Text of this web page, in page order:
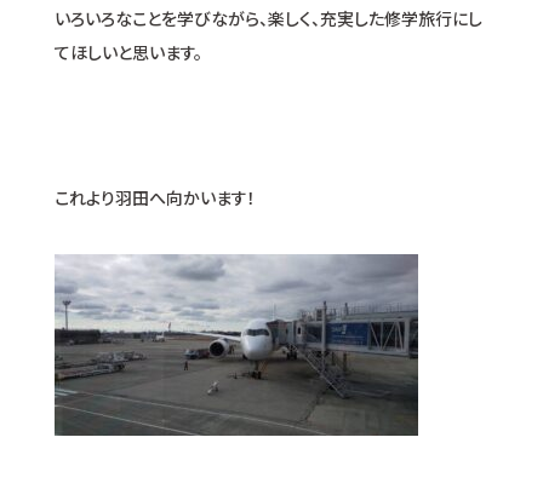
いろいろなことを学びながら、楽しく、充実した修学旅行にし
てほしいと思います。
これより羽田へ向かいます！